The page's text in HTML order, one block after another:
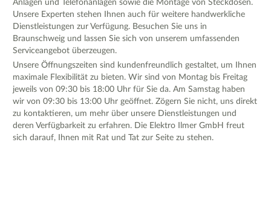
Anlagen und Telefonanlagen sowie die Montage von Steckdosen.
Unsere Experten stehen Ihnen auch für weitere handwerkliche
Dienstleistungen zur Verfügung. Besuchen Sie uns in
Braunschweig und lassen Sie sich von unserem umfassenden
Serviceangebot überzeugen.
Unsere Öffnungszeiten sind kundenfreundlich gestaltet, um Ihnen
maximale Flexibilität zu bieten. Wir sind von Montag bis Freitag
jeweils von 09:30 bis 18:00 Uhr für Sie da. Am Samstag haben
wir von 09:30 bis 13:00 Uhr geöffnet. Zögern Sie nicht, uns direkt
zu kontaktieren, um mehr über unsere Dienstleistungen und
deren Verfügbarkeit zu erfahren. Die Elektro Ilmer GmbH freut
sich darauf, Ihnen mit Rat und Tat zur Seite zu stehen.